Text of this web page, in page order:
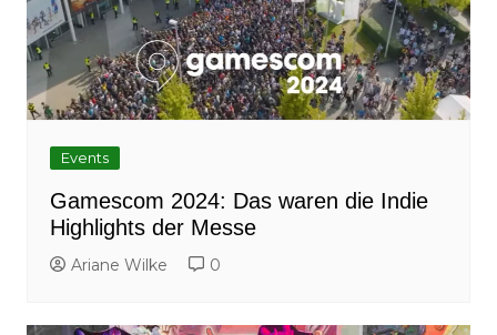
Events
Gamescom 2024: Das waren die Indie
Highlights der Messe
Ariane Wilke 0